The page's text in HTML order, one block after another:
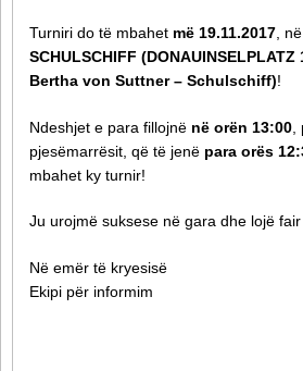
Turniri do të mbahet më 19.11.2017 , në
SCHULSCHIFF (DONAUINSELPLATZ
Bertha von Suttner – Schulschiff)!
Ndeshjet e para fillojnë në orën 13:00
pjesëmarrësit, që të jenë para orës
mbahet ky turnir!
Ju urojmë suksese në gara dhe lojë fair
Në emër të kryesisë
Ekipi për informim